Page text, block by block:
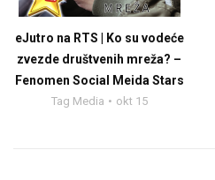
eJutro na RTS | Ko su vodeće
zvezde društvenih mreža? –
Fenomen Social Meida Stars
Tag Media okt 15